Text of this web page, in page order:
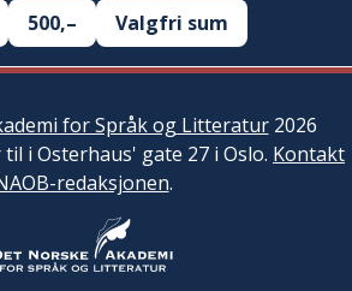
500,– Valgfri sum
for Språk og Litteratur2026
i Osterhaus' gate 27 i Oslo. Kontakt
redaksjonen.